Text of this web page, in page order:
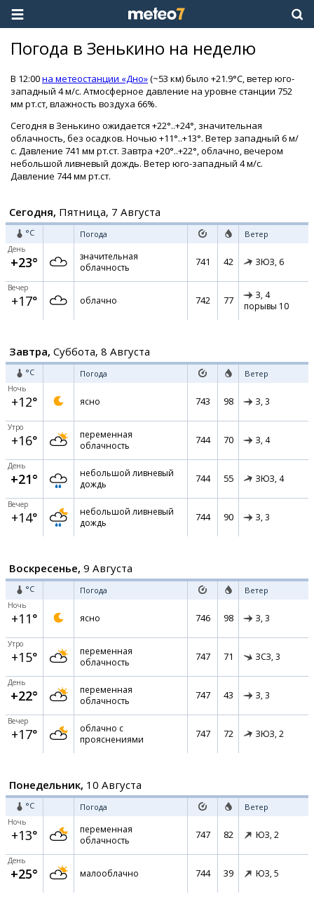
Погода в Зенькино на неделю
В 12:00на метеостанции «Дно»(~53 км) было +21.9°C, ветер юго-
западный 4 м/с. Атмосферное давление на уровне станции 752
мм рт.ст, влажность воздуха 66%.
Сегодня в Зенькино ожидается +22°..+24°, значительная
облачность, без осадков. Ночью +11°..+13°. Ветер западный 6 м/
с. Давление 741 мм рт.ст. Завтра +20°..+22°, облачно, вечером
небольшой ливневый дождь. Ветер юго-западный 4 м/с.
Давление 744 мм рт.ст.
Сегодня, Пятница, 7 Августа
°C Погода Ветер
День
+23°
значительная
облачность
741 42 ЗЮЗ, 6
Вечер
+17° облачно 742 77 З, 4
порывы 10
Завтра, Суббота, 8 Августа
°C Погода Ветер
Ночь
+12° ясно 743 98 З, 3
Утро
+16°
переменная
облачность
744 70 З, 4
День
+21°
небольшой ливневый
дождь
744 55 ЗЮЗ, 4
Вечер
+14°
небольшой ливневый
дождь
744 90 З, 3
Воскресенье, 9 Августа
°C Погода Ветер
Ночь
+11° ясно 746 98 З, 3
Утро
+15°
переменная
облачность
747 71 ЗСЗ, 3
День
+22°
переменная
облачность
747 43 З, 3
Вечер
+17°
облачно с
прояснениями
747 72 ЗЮЗ, 2
Понедельник, 10 Августа
°C Погода Ветер
Ночь
+13°
переменная
облачность
747 82 ЮЗ, 2
День
+25° малооблачно 744 39 ЮЗ, 5